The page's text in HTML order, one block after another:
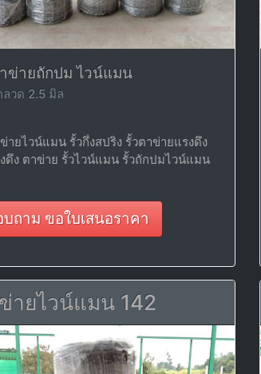
ข่ายถักปม ไวน์แมน
วด 2.5 มิล
ายไวน์แมน รั้วกึ่งสปริง รั้วตาข่ายแรงดึง
ดึง ตาข่าย รั้วไวน์แมน รั้วถักปมไวน์แมน
บถาม ขอใบเสนอราคา
ายไวน์แมน 142